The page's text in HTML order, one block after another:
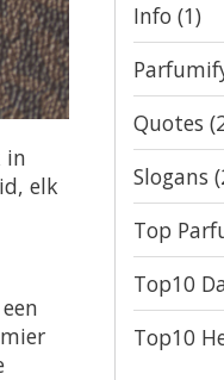
in
elk
Info (1)
Quotes
Slogans
Top
Top10
Top10